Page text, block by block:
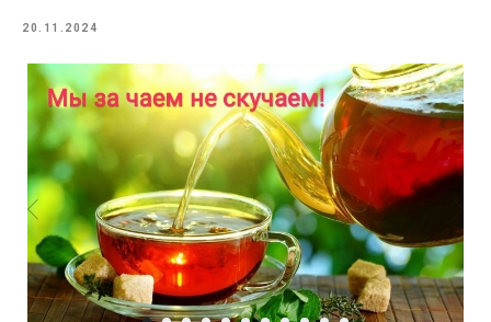
20.11.2024